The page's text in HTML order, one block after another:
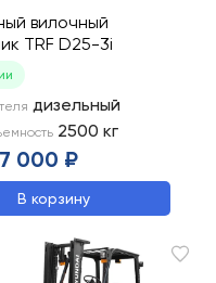
вилочный
TRF D25-3i
дизельный
2500 кг
000 ₽
В корзину